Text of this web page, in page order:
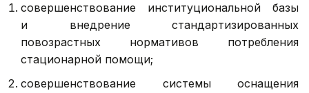
совершенствование институциональной базы
и внедрение стандартизированных
повозрастных нормативов потребления
стационарной помощи;
совершенствование системы оснащения